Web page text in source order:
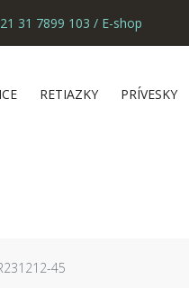
31 7899 103 / E-shop
RETIAZKY PRÍVESKY
45